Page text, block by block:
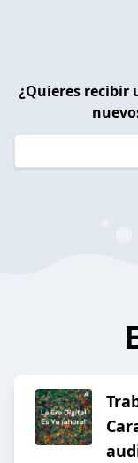
¿Quieres recibir